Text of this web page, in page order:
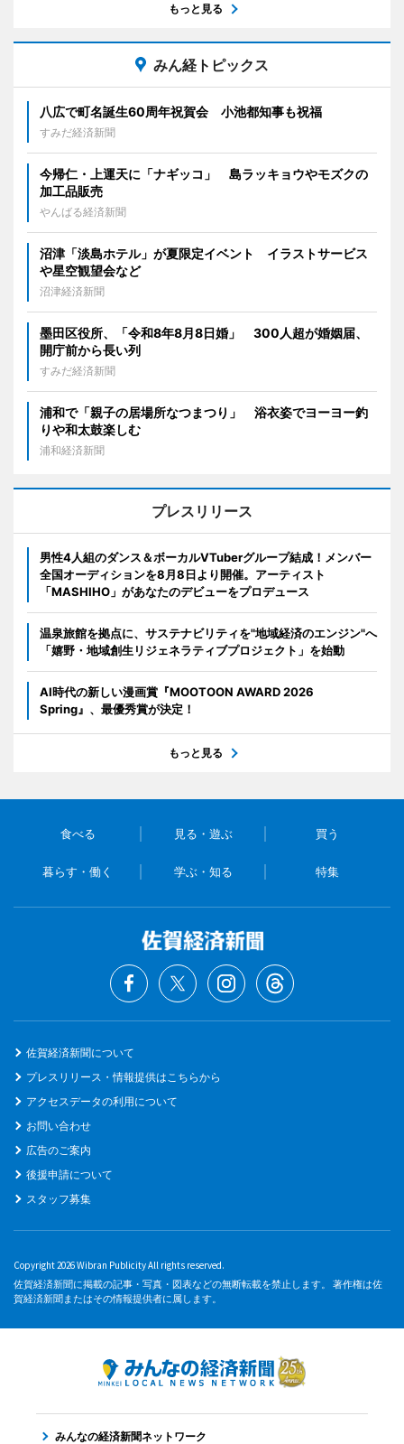
もっと見る
みん経トピックス
八広で町名誕生60周年祝賀会 小池都知事も祝福
すみだ経済新聞
今帰仁・上運天に「ナギッコ」 島ラッキョウやモズクの
加工品販売
やんばる経済新聞
沼津「淡島ホテル」が夏限定イベント イラストサービス
や星空観望会など
沼津経済新聞
墨田区役所、「令和8年8月8日婚」 300人超が婚姻届、
開庁前から長い列
すみだ経済新聞
浦和で「親子の居場所なつまつり」 浴衣姿でヨーヨー釣
りや和太鼓楽しむ
浦和経済新聞
プレスリリース
男性4人組のダンス＆ボーカルVTuberグループ結成！メンバー
全国オーディションを8月8日より開催。アーティスト
「MASHIHO」があなたのデビューをプロデュース
温泉旅館を拠点に、サステナビリティを"地域経済のエンジン"へ
「嬉野・地域創生リジェネラティブプロジェクト」を始動
AI時代の新しい漫画賞『MOOTOON AWARD 2026
Spring』、最優秀賞が決定！
もっと見る
食べる 見る・遊ぶ 買う
暮らす・働く 学ぶ・知る 特集
佐賀経済新聞について
プレスリリース・情報提供はこちらから
アクセスデータの利用について
お問い合わせ
広告のご案内
後援申請について
スタッフ募集
Copyright 2026 Wibran Publicity All rights reserved.
佐賀経済新聞に掲載の記事・写真・図表などの無断転載を禁止します。 著作権は佐
賀経済新聞またはその情報提供者に属します。
みんなの経済新聞ネットワーク